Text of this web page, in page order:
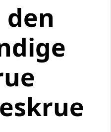
den